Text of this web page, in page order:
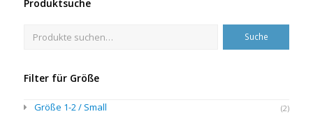
Produktsuche
Suche
Filter für Größe
Größe 1-2 / Small (2)